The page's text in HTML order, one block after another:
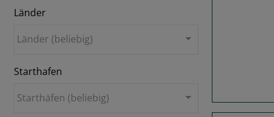
Länder
Länder (beliebig)
Starthafen
Starthäfen (beliebig)